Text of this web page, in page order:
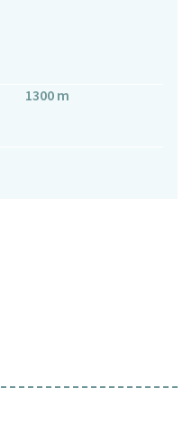
1300 m